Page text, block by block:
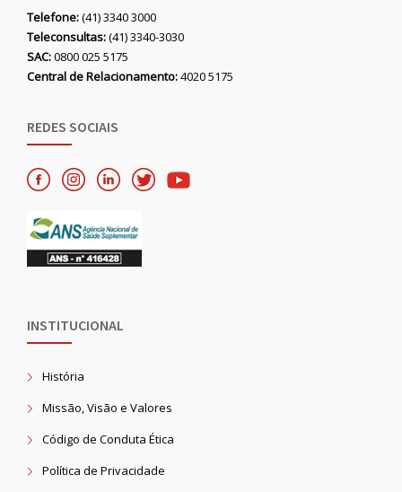
Telefone:(41) 3340 3000
Teleconsultas:(41) 3340-3030
SAC:0800 025 5175
Central de Relacionamento:4020 5175
REDES SOCIAIS
INSTITUCIONAL
História
Missão, Visão e Valores
Código de Conduta Ética
Política de Privacidade